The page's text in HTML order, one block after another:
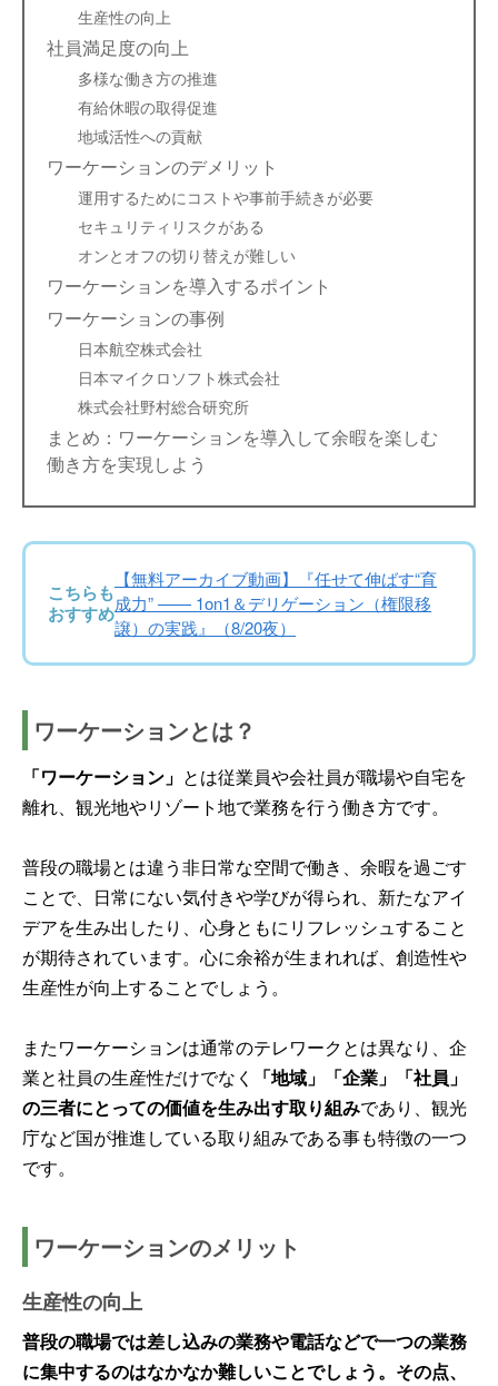
生産性の向上
社員満足度の向上
多様な働き方の推進
有給休暇の取得促進
地域活性への貢献
ワーケーションのデメリット
運用するためにコストや事前手続きが必要
セキュリティリスクがある
オンとオフの切り替えが難しい
ワーケーションを導入するポイント
ワーケーションの事例
日本航空株式会社
日本マイクロソフト株式会社
株式会社野村総合研究所
まとめ：ワーケーションを導入して余暇を楽しむ
働き方を実現しよう
こちらも
おすすめ
【無料アーカイブ動画】『任せて伸ばす“育
成力” —— 1on1＆デリゲーション（権限移
譲）の実践』（8/20夜）
ワーケーションとは？
「ワーケーション」 とは従業員や会社員が職場や自宅を
離れ、観光地やリゾート地で業務を行う働き方です。
普段の職場とは違う非日常な空間で働き、余暇を過ごす
ことで、日常にない気付きや学びが得られ、新たなアイ
デアを生み出したり、心身ともにリフレッシュすること
が期待されています。心に余裕が生まれれば、創造性や
生産性が向上することでしょう。
またワーケーションは通常のテレワークとは異なり、企
業と社員の生産性だけでなく
「地域」「企業」「社員」
の三者にとっての価値を生み出す取り組みであり、観光
庁など国が推進している取り組みである事も特徴の一つ
です。
ワーケーションのメリット
生産性の向上
普段の職場では差し込みの業務や電話などで一つの業務
に集中するのはなかなか難しいことでしょう。その点、